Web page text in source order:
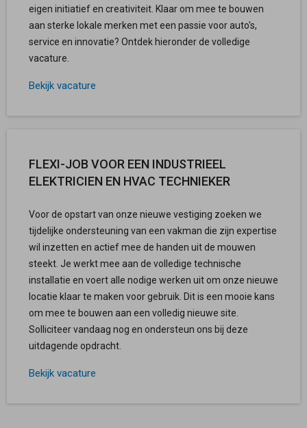
eigen initiatief en creativiteit. Klaar om mee te bouwen
aan sterke lokale merken met een passie voor auto's,
service en innovatie? Ontdek hieronder de volledige
vacature.
Bekijk vacature
FLEXI-JOB VOOR EEN INDUSTRIEEL
ELEKTRICIEN EN HVAC TECHNIEKER
Voor de opstart van onze nieuwe vestiging zoeken we
tijdelijke ondersteuning van een vakman die zijn expertise
wil inzetten en actief mee de handen uit de mouwen
steekt. Je werkt mee aan de volledige technische
installatie en voert alle nodige werken uit om onze nieuwe
locatie klaar te maken voor gebruik. Dit is een mooie kans
om mee te bouwen aan een volledig nieuwe site.
Solliciteer vandaag nog en ondersteun ons bij deze
uitdagende opdracht.
Bekijk vacature